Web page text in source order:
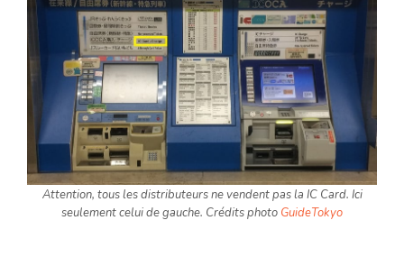
Attention, tous les distributeurs ne vendent pas la IC Card. Ici
seulement celui de gauche. Crédits photo GuideTokyo